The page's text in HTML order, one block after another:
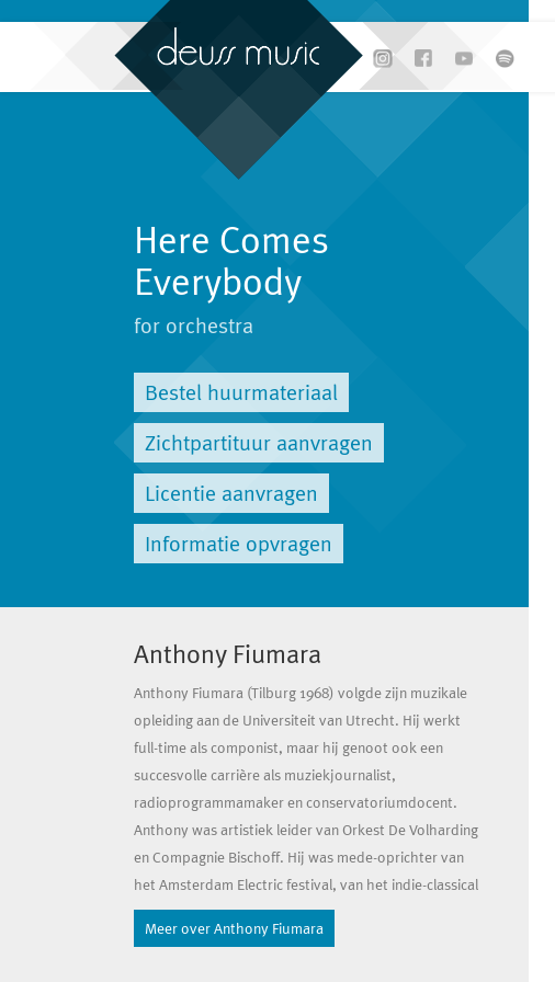
Here Comes
Everybody
for orchestra
Bestel huurmateriaal
Zichtpartituur aanvragen
Licentie aanvragen
Informatie opvragen
Anthony Fiumara
Anthony Fiumara (Tilburg 1968) volgde zijn muzikale
opleiding aan de Universiteit van Utrecht. Hij werkt
full-time als componist, maar hij genoot ook een
succesvolle carrière als muziekjournalist,
radioprogrammamaker en conservatoriumdocent.
Anthony was artistiek leider van Orkest De Volharding
en Compagnie Bischoff. Hij was mede-oprichter van
het Amsterdam Electric festival, van het indie-classical
ensemble Lunapark en het onafhankelijke platenlabel
Alaska Records. In 2022 voltooide hij de Master
Meer over Anthony Fiumara